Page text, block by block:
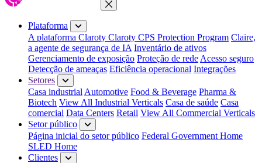
Fechar menu
Plataforma
A plataforma Claroty Claroty CPS Protection Program Claire,
a agente de segurança de IA Inventário de ativos
Gerenciamento de exposição Proteção de rede Acesso seguro
Detecção de ameaças Eficiência operacional Integrações
Setores
Casa industrial Automotive Food & Beverage Pharma &
Biotech View All Industrial Verticals Casa de saúde Casa
comercial Data Centers Retail View All Commercial Verticals
Setor público
Página inicial do setor público Federal Government Home
SLED Home
Clientes